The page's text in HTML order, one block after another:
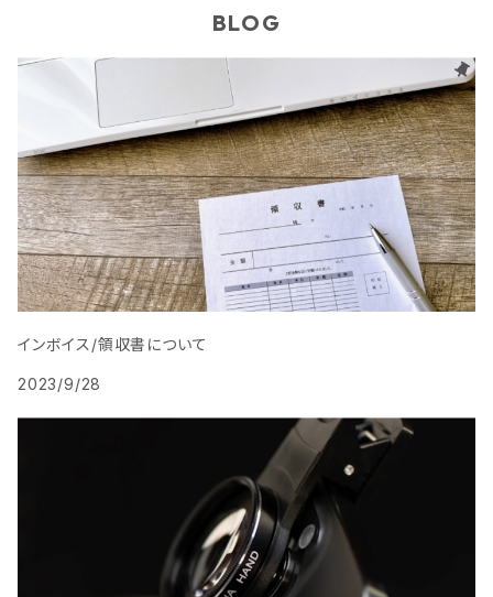
BLOG
インボイス/領収書について
2023/9/28